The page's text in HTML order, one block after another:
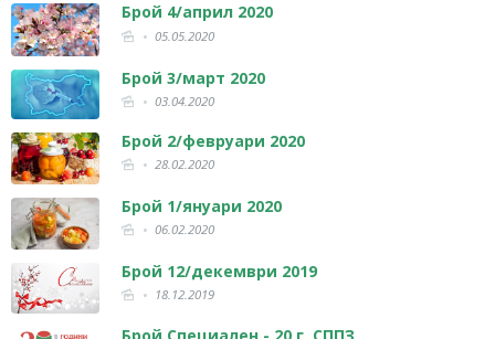
Брой 4/април 2020
05.05.2020
Брой 3/март 2020
03.04.2020
Брой 2/февруари 2020
28.02.2020
Брой 1/януари 2020
06.02.2020
Брой 12/декември 2019
18.12.2019